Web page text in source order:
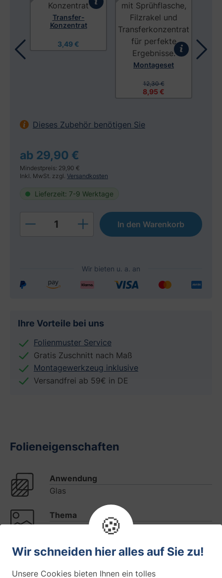
Transfer-
Konzentrat
3,49 €
Montageset
8,95 €
12,30 €
Dieses Zubehör benötigen Sie
ab 29,90 €
Mindestpreis: 29,90 €
Inkl. MwSt. zzgl. Versandkosten
Lieferzeit: 7-9 Werktage
Produkt Anzahl: Gib denIn den Warenkorb
Ihre Vorteile bei uns
Folienmuster Service
Gratis Zuschnitt nach Maß
Montagewerkzeug inklusive
Versandfrei ab 59€ in DE
Folieneigenschaften
Anwendung
Glas
Thema
Modern
Design
🍪
Wir schneiden hier alles auf Sie zu!
Unsere Cookies bieten Ihnen ein tolles